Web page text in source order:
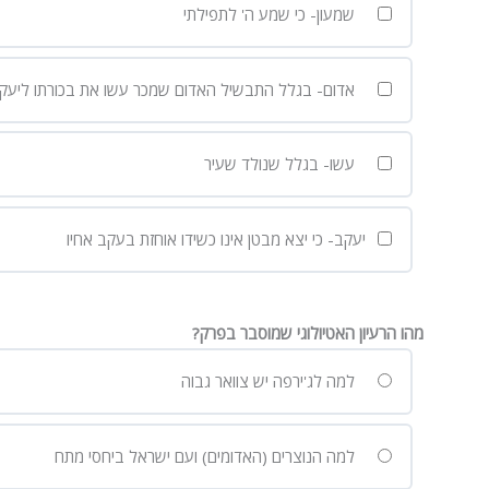
שמעון- כי שמע ה' לתפילתי
אדום- בגלל התבשיל האדום שמכר עשו את בכורתו
עשו- בגלל שנולד שעיר
יעקב- כי יצא מבטן אינו כשידו אוחזת בעקב אחיו
מהו הרעיון האטיולוגי שמוסבר בפרק?
למה לג'ירפה יש צוואר גבוה
למה הנוצרים (האדומים) ועם ישראל ביחסי מתח